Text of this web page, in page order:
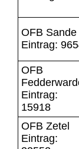
OFB Sande
Eintrag:
OFB
Eintrag:
15918
OFB Zetel
Eintrag: